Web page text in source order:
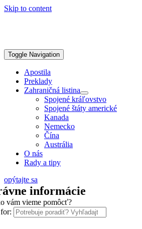
Skip to content
Toggle Navigation
Apostila
Preklady
Zahraničná listina
Spojené kráľovstvo
Spojené štáty americké
Kanada
Nemecko
Čína
Austrália
O nás
Rady a tipy
opýtajte sa
informácie
vám vieme pomôcť?